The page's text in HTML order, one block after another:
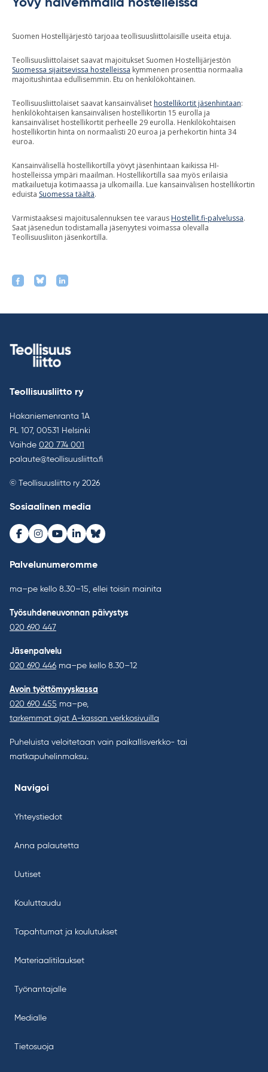
Yövy halvemmalla hostelleissa
Suomen Hostellijärjestö tarjoaa teollisuusliittolaisille useita etuja.
Teollisuusliittolaiset saavat majoitukset Suomen Hostellijärjestön
Suomessa sijaitsevissa hostelleissa kymmenen prosenttia normaalia
majoitushintaa edullisemmin. Etu on henkilökohtainen.
Teollisuusliittolaiset saavat kansainväliset hostellikortit jäsenhintaan:
henkilökohtaisen kansainvälisen hostellikortin 15 eurolla ja
kansainväliset hostellikortit perheelle 29 eurolla. Henkilökohtaisen
hostellikortin hinta on normaalisti 20 euroa ja perhekortin hinta 34
euroa.
Kansainvälisellä hostellikortilla yövyt jäsenhintaan kaikissa HI-
hostelleissa ympäri maailman. Hostellikortilla saa myös erilaisia
matkailuetuja kotimaassa ja ulkomailla. Lue kansainvälisen hostellikortin
eduista Suomessa täältä.
Varmistaaksesi majoitusalennuksen tee varaus Hostellit.fi-palvelussa.
Saat jäsenedun todistamalla jäsenyytesi voimassa olevalla
Teollisuusliiton jäsenkortilla.
Teollisuusliitto ry
Hakaniemenranta 1A
PL 107, 00531 Helsinki
Vaihde 020 774 001
palaute@teollisuusliitto.fi
© Teollisuusliitto ry 2026
Sosiaalinen media
Facebook
Instagram
Youtube
LinkedInBluesky
Palvelunumeromme
ma–pe kello 8.30–15, ellei toisin mainita
Työsuhdeneuvonnan päivystys
020 690 447
Jäsenpalvelu
020 690 446 ma–pe kello 8.30–12
Avoin työttömyyskassa
020 690 455 ma–pe,
tarkemmat ajat A-kassan verkkosivuilla
Puheluista veloitetaan vain paikallisverkko- tai
matkapuhelinmaksu.
Navigoi
Yhteystiedot
Anna palautetta
Uutiset
Kouluttaudu
Tapahtumat ja koulutukset
Materiaalitilaukset
Työnantajalle
Medialle
Tietosuoja